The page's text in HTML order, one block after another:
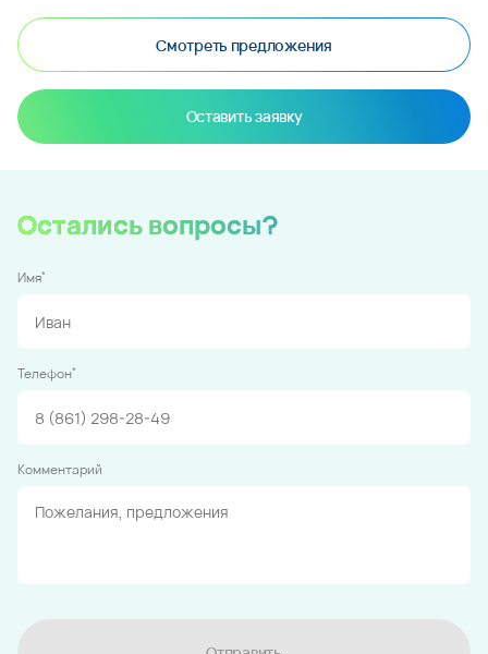
Смотреть предложения
Оставить заявку
Остались вопросы?
Имя*
Телефон*
Комментарий